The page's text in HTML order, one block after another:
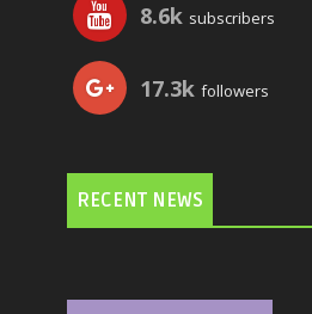
8.6k subscribers
17.3k followers
RECENT NEWS